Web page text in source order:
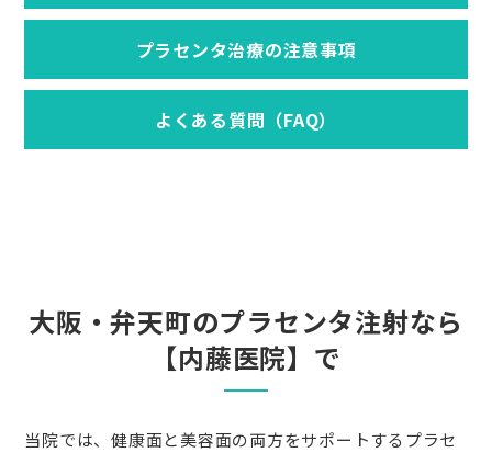
プラセンタ治療の注意事項
よくある質問（FAQ）
大阪・弁天町のプラセンタ注射なら
【内藤医院】で
当院では、健康面と美容面の両方をサポートするプラセ